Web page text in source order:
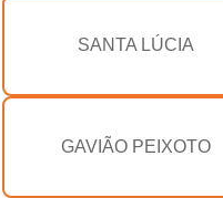
SANTA LÚCIA
GAVIÃO PEIXOTO